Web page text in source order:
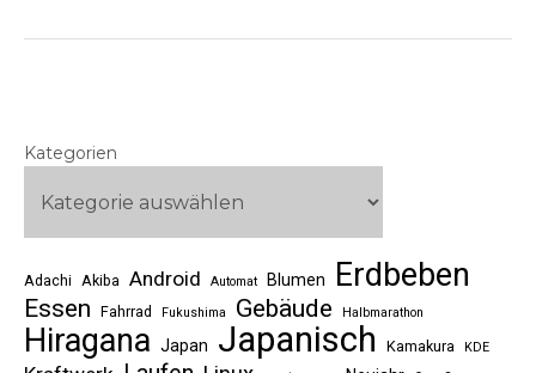
Kategorien
Adachi Akiba Android Automat Blumen Erdbeben
Essen Fahrrad Fukushima Gebäude Halbmarathon
Hiragana Japan Japanisch Kamakura KDE